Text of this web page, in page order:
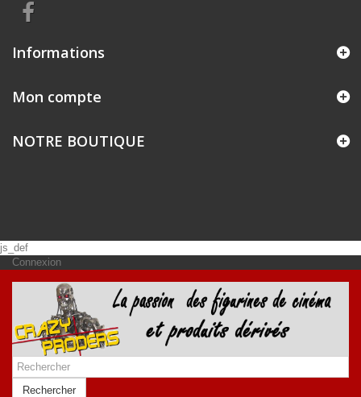
Informations
Mon compte
NOTRE BOUTIQUE
js_def
Connexion
Rechercher